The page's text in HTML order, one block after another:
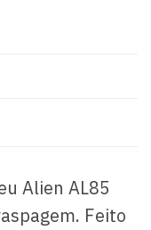
Alien AL85
Feito